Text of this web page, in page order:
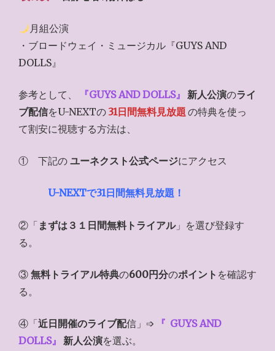
月組公演
・ブロードウェイ・ミュージカル『GUYS AND
DOLLS』
参考として、 『GUYS AND DOLLS』 新人公演のライ
ブ配信をU-NEXTの 31日間無料見放題 の特典を使っ
て割安に視聴する方法は、
① 下記の ユーネクスト公式ページにアクセス
U-NEXTで31日間無料見放題！
②「 まずは３１日間無料トライアル」を選び登録す
る。
③ 無料トライアル特典の600円分のポイント を確認す
る。
④「近日開催のライブ配信」➩ 『 GUYS AND
DOLLS』
新人公演を選ぶ。